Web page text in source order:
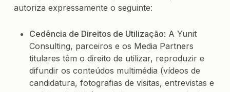
autoriza expressamente o seguinte:
Cedência de Direitos de Utilização: A Yunit
Consulting, parceiros e os Media Partners
titulares têm o direito de utilizar, reproduzir e
difundir os conteúdos multimédia (vídeos de
candidatura, fotografias de visitas, entrevistas e